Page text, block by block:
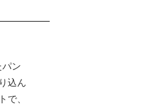
ン
込ん
で、